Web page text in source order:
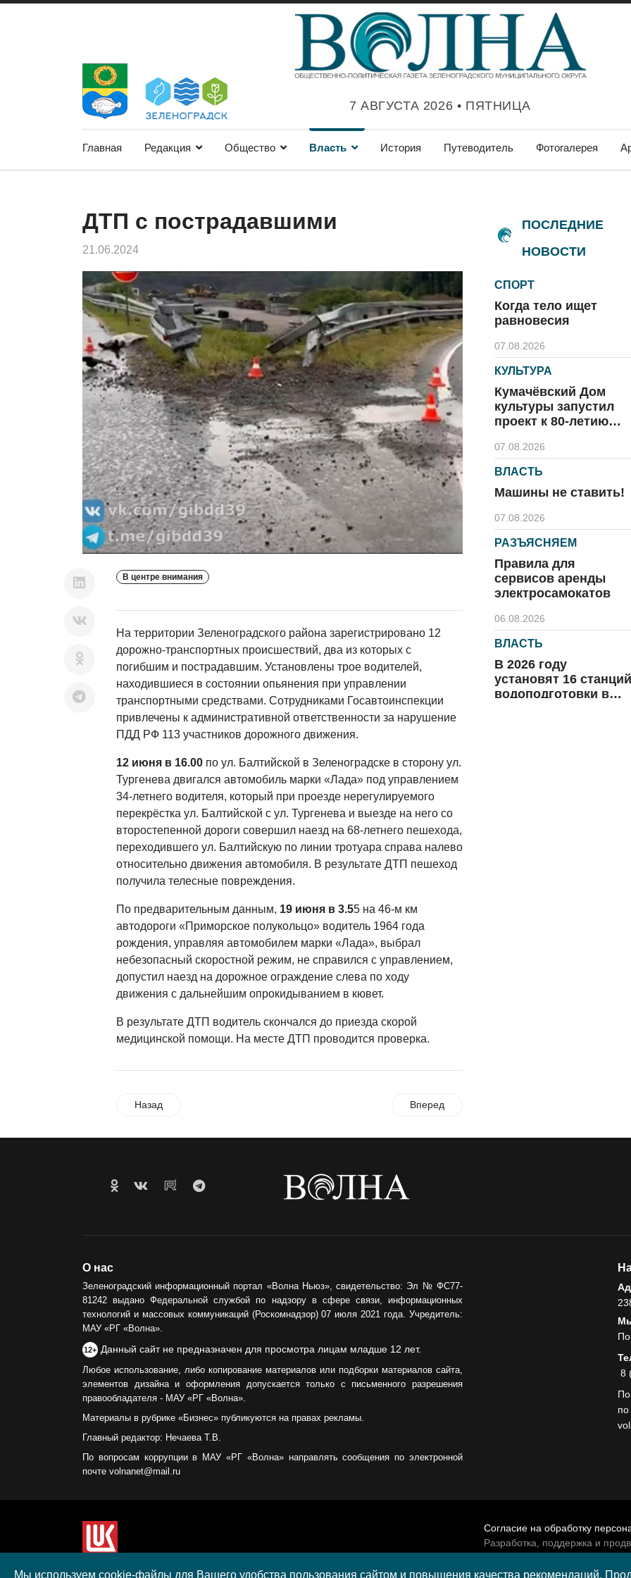
7 АВГУСТА 2026 • ПЯТНИЦА
Главная Редакция Общество Власть История Путеводитель Фотогалерея
ДТП с пострадавшими
21.06.2024
В центре внимания
На территории Зеленоградского района зарегистрировано 12
дорожно-транспортных происшествий, два из которых с
погибшим и пострадавшим. Установлены трое водителей,
находившиеся в состоянии опьянения при управлении
транспортными средствами. Сотрудниками Госавтоинспекции
привлечены к административной ответственности за нарушение
ПДД РФ 113 участников дорожного движения.
12 июня в 16.00по ул. Балтийской в Зеленоградске в сторону ул.
Тургенева двигался автомобиль марки «Лада» под управлением
34-летнего водителя, который при проезде нерегулируемого
перекрёстка ул. Балтийской с ул. Тургенева и выезде на него со
второстепенной дороги совершил наезд на 68-летнего пешехода,
переходившего ул. Балтийскую по линии тротуара справа налево
относительно движения автомобиля. В результате ДТП пешеход
получила телесные повреждения.
По предварительным данным, 19 июня в 3.55 на 46-м км
автодороги «Приморское полукольцо» водитель 1964 года
рождения, управляя автомобилем марки «Лада», выбрал
небезопасный скоростной режим, не справился с управлением,
допустил наезд на дорожное ограждение слева по ходу
движения с дальнейшим опрокидыванием в кювет.
В результате ДТП водитель скончался до приезда скорой
медицинской помощи. На месте ДТП проводится проверка.
Назад Вперед
ПОСЛЕДНИЕ
НОВОСТИ
СПОРТ
Когда тело ищет
равновесия
07.08.2026
КУЛЬТУРА
Кумачёвский Дом
культуры запустил
проект к 80-летию
07.08.2026
ВЛАСТЬ
Машины не ставить!
07.08.2026
РАЗЪЯСНЯЕМ
Правила для
сервисов аренды
электросамокатов
06.08.2026
ВЛАСТЬ
В 2026 году
установят 16 станций
водоподготовки в
Новый настил на
О нас
Зеленоградский информационный портал «Волна Ньюз», свидетельство: Эл № ФС77-
81242 выдано Федеральной службой по надзору в сфере связи, информационных
технологий и массовых коммуникаций (Роскомнадзор) 07 июля 2021 года. Учредитель:
МАУ «РГ «Волна».
12+ Данный сайт не предназначен для просмотра лицам младше 12 лет.
Любое использование, либо копирование материалов или подборки материалов сайта,
элементов дизайна и оформления допускается только с письменного разрешения
правообладателя - МАУ «РГ «Волна».
Материалы в рубрике «Бизнес» публикуются на правах рекламы.
Главный редактор: Нечаева Т.В.
По вопросам коррупции в МАУ «РГ «Волна» направлять сообщения по электронной
почте volnanet@mail.ru
8
Сайт создан при поддержке ООО "ЛУКОЙЛ-КМН" на средства гранта,
Согласие на обработку
Разработка, поддержка и
Мы используем cookie-файлы для Вашего удобства пользования сайтом и повышения качества рекомендаций.